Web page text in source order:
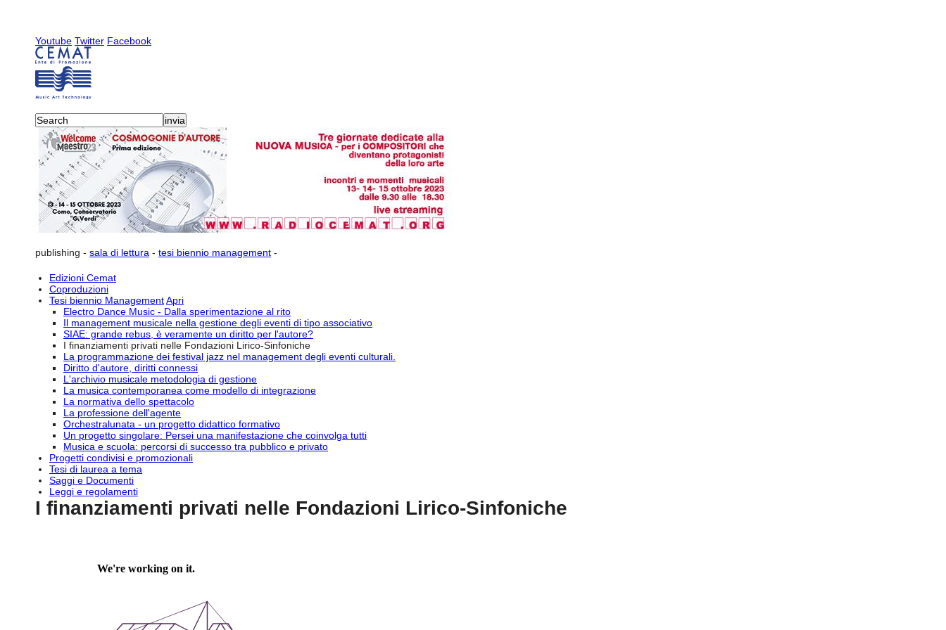
Youtube Twitter Facebook
publishing - sala di lettura - tesi biennio management -
Edizioni Cemat
Coproduzioni
Tesi biennio ManagementApri
Electro Dance Music - Dalla sperimentazione al rito
Il management musicale nella gestione degli eventi di tipo associativo
SIAE: grande rebus, è veramente un diritto per l'autore?
I finanziamenti privati nelle Fondazioni Lirico-Sinfoniche
La programmazione dei festival jazz nel management degli eventi culturali.
Diritto d'autore, diritti connessi
L'archivio musicale metodologia di gestione
La musica contemporanea come modello di integrazione
La normativa dello spettacolo
La professione dell'agente
Orchestralunata - un progetto didattico formativo
Un progetto singolare: Persei una manifestazione che coinvolga tutti
Musica e scuola: percorsi di successo tra pubblico e privato
Progetti condivisi e promozionali
Tesi di laurea a tema
Saggi e Documenti
Leggi e regolamenti
I finanziamenti privati nelle Fondazioni Lirico-Sinfoniche